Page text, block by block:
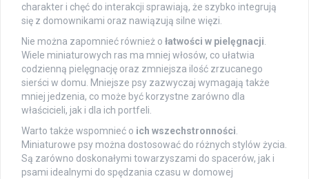
charakter i chęć do interakcji sprawiają, że szybko integrują
się z domownikami oraz nawiązują silne więzi.
Nie można zapomnieć również o łatwości w pielęgnacji.
Wiele miniaturowych ras ma mniej włosów, co ułatwia
codzienną pielęgnację oraz zmniejsza ilość zrzucanego
sierści w domu. Mniejsze psy zazwyczaj wymagają także
mniej jedzenia, co może być korzystne zarówno dla
właścicieli, jak i dla ich portfeli.
Warto także wspomnieć o ich wszechstronności.
Miniaturowe psy można dostosować do różnych stylów życia.
Są zarówno doskonałymi towarzyszami do spacerów, jak i
psami idealnymi do spędzania czasu w domowej